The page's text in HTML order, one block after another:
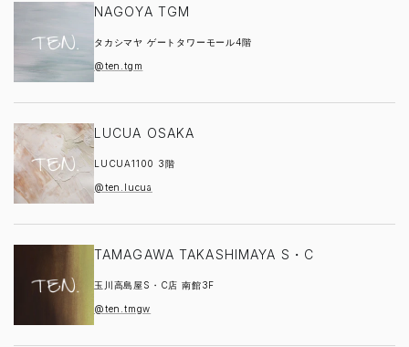
NAGOYA TGM
タカシマヤ ゲートタワーモール4階
@ten.tgm
LUCUA OSAKA
LUCUA1100 3階
@ten.lucua
TAMAGAWA TAKASHIMAYA S・C
玉川高島屋S・C店 南館3F
@ten.tmgw